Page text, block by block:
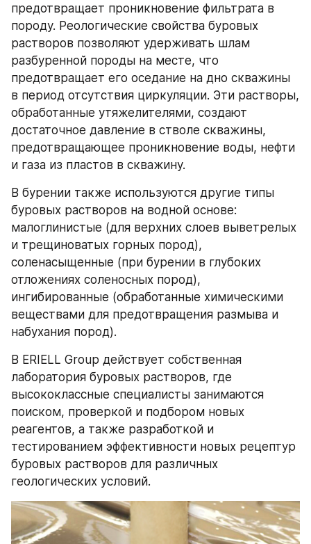
предотвращает проникновение фильтрата в
породу. Реологические свойства буровых
растворов позволяют удерживать шлам
разбуренной породы на месте, что
предотвращает его оседание на дно скважины
в период отсутствия циркуляции. Эти растворы,
обработанные утяжелителями, создают
достаточное давление в стволе скважины,
предотвращающее проникновение воды, нефти
и газа из пластов в скважину.
В бурении также используются другие типы
буровых растворов на водной основе:
малоглинистые (для верхних слоев выветрелых
и трещиноватых горных пород),
соленасыщенные (при бурении в глубоких
отложениях соленосных пород),
ингибированные (обработанные химическими
веществами для предотвращения размыва и
набухания пород).
В ERIELL Group действует собственная
лаборатория буровых растворов, где
высококлассные специалисты занимаются
поиском, проверкой и подбором новых
реагентов, а также разработкой и
тестированием эффективности новых рецептур
буровых растворов для различных
геологических условий.